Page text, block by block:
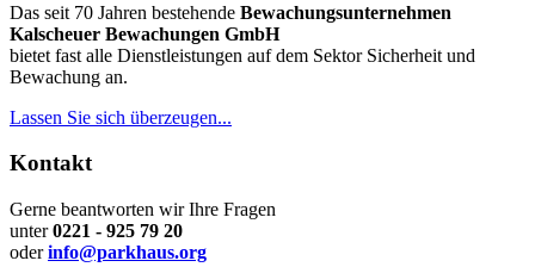
Das seit 70 Jahren bestehende Bewachungsunternehmen
Kalscheuer Bewachungen GmbH
bietet fast alle Dienstleistungen auf dem Sektor Sicherheit und
Bewachung an.
Lassen Sie sich überzeugen...
Kontakt
Gerne beantworten wir Ihre Fragen
unter0221 - 925 79 20
oder info@parkhaus.org